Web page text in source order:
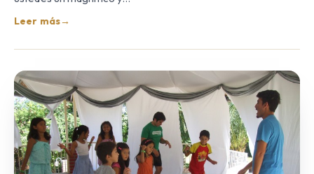
Leer más→